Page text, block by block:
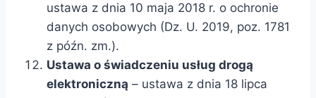
ustawa z dnia 10 maja 2018 r. o ochronie
danych osobowych (Dz. U. 2019, poz. 1781
z późn. zm.).
Ustawa o świadczeniu usług drogą
elektroniczną – ustawa z dnia 18 lipca